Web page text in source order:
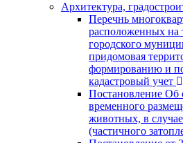
Архитектура,
Перечнь
расположенных на
городского
придомовая
формированию и
кадастровый учет
Постановление Об
временного
животных, в
(частичного